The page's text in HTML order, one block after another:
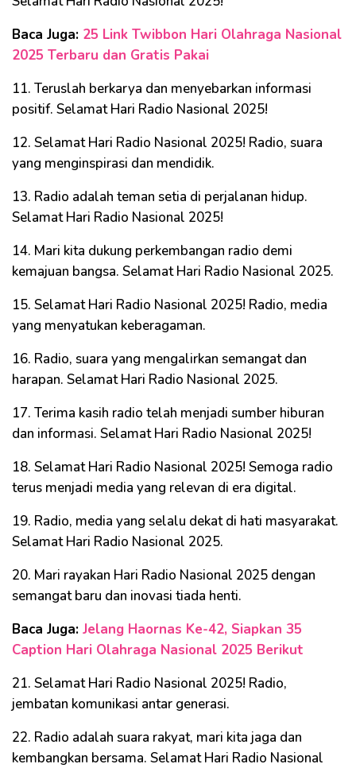
Baca Juga: 25 Link Twibbon Hari Olahraga Nasional
2025 Terbaru dan Gratis Pakai
11. Teruslah berkarya dan menyebarkan informasi
positif. Selamat Hari Radio Nasional 2025!
12. Selamat Hari Radio Nasional 2025! Radio, suara
yang menginspirasi dan mendidik.
13. Radio adalah teman setia di perjalanan hidup.
Selamat Hari Radio Nasional 2025!
14. Mari kita dukung perkembangan radio demi
kemajuan bangsa. Selamat Hari Radio Nasional 2025.
15. Selamat Hari Radio Nasional 2025! Radio, media
yang menyatukan keberagaman.
16. Radio, suara yang mengalirkan semangat dan
harapan. Selamat Hari Radio Nasional 2025.
17. Terima kasih radio telah menjadi sumber hiburan
dan informasi. Selamat Hari Radio Nasional 2025!
18. Selamat Hari Radio Nasional 2025! Semoga radio
terus menjadi media yang relevan di era digital.
19. Radio, media yang selalu dekat di hati masyarakat.
Selamat Hari Radio Nasional 2025.
20. Mari rayakan Hari Radio Nasional 2025 dengan
semangat baru dan inovasi tiada henti.
Baca Juga: Jelang Haornas Ke-42, Siapkan 35
Caption Hari Olahraga Nasional 2025 Berikut
21. Selamat Hari Radio Nasional 2025! Radio,
jembatan komunikasi antar generasi.
22. Radio adalah suara rakyat, mari kita jaga dan
kembangkan bersama. Selamat Hari Radio Nasional